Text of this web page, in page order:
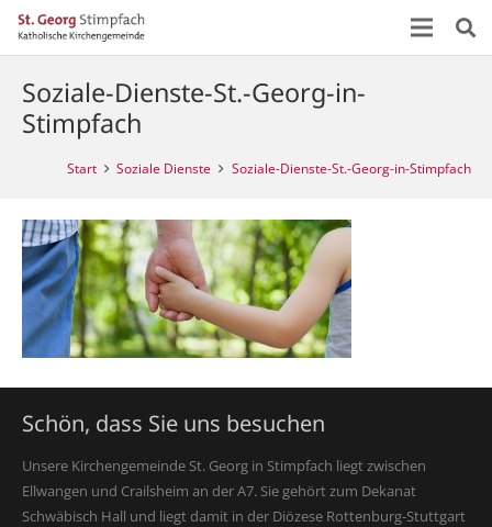
Soziale-Dienste-St.-Georg-in-
Stimpfach
Start Soziale Dienste Soziale-Dienste-St.-Georg-in-Stimpfach
Schön, dass Sie uns besuchen
Unsere Kirchengemeinde St. Georg in Stimpfach liegt zwischen
Ellwangen und Crailsheim an der A7. Sie gehört zum Dekanat
Schwäbisch Hall und liegt damit in der Diözese Rottenburg-Stuttgart